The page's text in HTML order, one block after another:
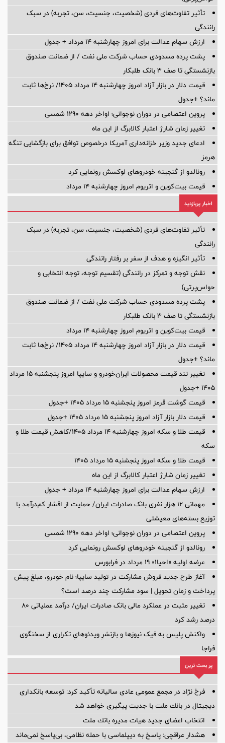
تأثیر تفاوت‌های فردی (شخصیت، جنسیت، سن، تجربه) در سبک
رانندگی
ارزش سهام عدالت برای امروز چهارشنبه ۱۴ مرداد + جدول
پشت پرده‌ مسدودی حساب شرکت ملی نفت / از ضمانت صندوق
بازنشستگی تا صف ۳ بانک طلبکار
قیمت دلار در بازار آزاد امروز چهارشنبه ۱۴ مرداد ۱۴۰۵/ نرخ‌ها ثابت
ماند؟ +جدول
پروین اعتصامی در دوران نوجوانی؛ اواخر دهه ۱۲۹۰ شمسی
تغییر زمان شارژ اعتبار کالابرگ از این ماه
ادعای جدید وزیر خزانه‌داری آمریکا درخصوص توافق برای بازگشایی تنگه
هرمز
رونالدو از گنجینه خودروهای لوکسش رونمایی کرد
قیمت بیت‌کوین و اتریوم امروز چهارشنبه ۱۴ مرداد
اخبار پربازدید
تأثیر تفاوت‌های فردی (شخصیت، جنسیت، سن، تجربه) در سبک
رانندگی
تأثیر انگیزه و هدف از سفر بر رفتار رانندگی
نقش توجه و تمرکز در رانندگی (تقسیم توجه، توجه انتخابی و
حواس‌پرتی)
پشت پرده‌ مسدودی حساب شرکت ملی نفت / از ضمانت صندوق
بازنشستگی تا صف ۳ بانک طلبکار
قیمت بیت‌کوین و اتریوم امروز چهارشنبه ۱۴ مرداد
قیمت دلار در بازار آزاد امروز چهارشنبه ۱۴ مرداد ۱۴۰۵/ نرخ‌ها ثابت
ماند؟ +جدول
تغییر تند قیمت محصولات ایران‌خودرو و سایپا امروز پنجشنبه ۱۵ مرداد
۱۴۰۵ +جدول
قیمت گوشت قرمز امروز پنجشنبه ۱۵ مرداد ۱۴۰۵ +جدول
قیمت دلار بازار آزاد امروز پنجشنبه ۱۵ مرداد ۱۴۰۵ +جدول
قیمت طلا و سکه امروز چهارشنبه ۱۴ مرداد ۱۴۰۵/کاهش قیمت طلا و
سکه
قیمت طلا و سکه امروز پنجشنبه ۱۵ مرداد ۱۴۰۵
تغییر زمان شارژ اعتبار کالابرگ از این ماه
ارزش سهام عدالت برای امروز چهارشنبه ۱۴ مرداد + جدول
مهمانی ۱۲ هزار نفری بانک صادرات ایران/ حمایت از اقشار کم‌درآمد با
توزیع بسته‌های معیشتی
پروین اعتصامی در دوران نوجوانی؛ اواخر دهه ۱۲۹۰ شمسی
رونالدو از گنجینه خودروهای لوکسش رونمایی کرد
عرضه اولیه «احیا۱» ۱۹ مرداد در فرابورس
آغاز طرح جدید فروش مشارکت در تولید سایپا؛ نام خودرو، مبلغ پیش
پرداخت و زمان تحویل | سود مشارکت چند درصد است؟
تغییر مثبت در عملکرد مالی بانک صادرات ایران/ درآمد عملیاتی 80
درصد رشد کرد
واکنش پلیس به فیک نیوزها و بازنشرِ ویدئوهایِ تکراری از سخنگوی
فراجا
پر بحث ترین
فرخ نژاد در مجمع عمومی عادی سالیانه تأكید كرد: توسعه بانكداری
دیجیتال در بانك ملت با جدیت پیگیری خواهد شد
انتخاب اعضای جدید هیات مدیره بانك ملت
هشدار عراقچی: پاسخ به دیپلماسی با حمله نظامی، بی‌پاسخ نمی‌ماند